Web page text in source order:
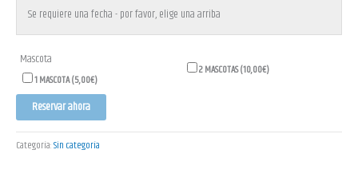
Se requiere una fecha - por favor, elige una arriba
Mascota
1 MASCOTA (5,00€)
2 MASCOTAS (10,00€)
Reservar ahora
Categoría:Sin categoría